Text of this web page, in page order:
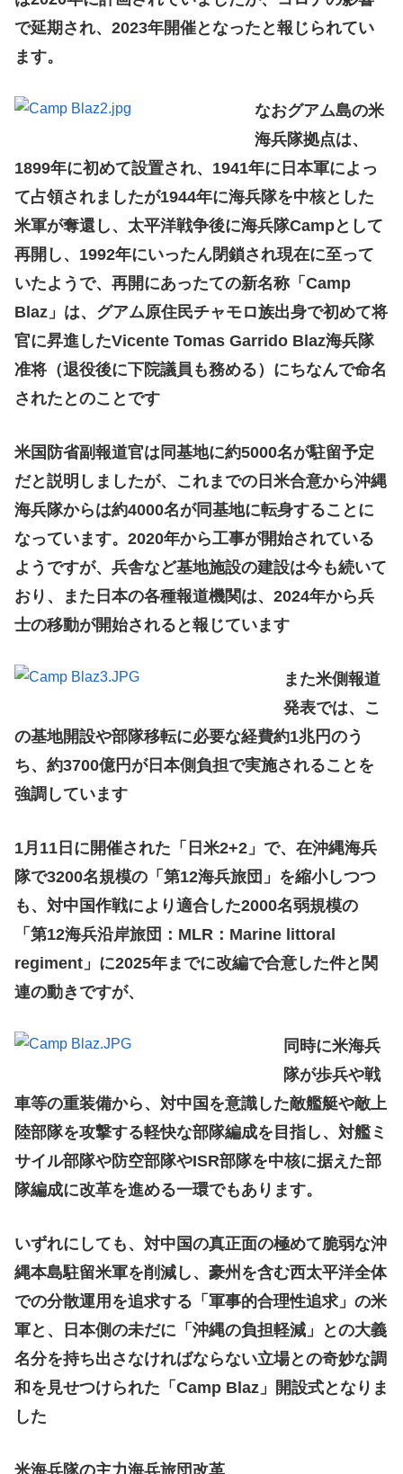
で延期され、2023年開催となったと報じられてい
ます。
なおグアム島の米
海兵隊拠点は、
1899年に初めて設置され、1941年に日本軍によっ
て占領されましたが1944年に海兵隊を中核とした
米軍が奪還し、太平洋戦争後に海兵隊Campとして
再開し、1992年にいったん閉鎖され現在に至って
いたようで、再開にあったての新名称「Camp
Blaz」は、グアム原住民チャモロ族出身で初めて将
官に昇進したVicente Tomas Garrido Blaz海兵隊
准将（退役後に下院議員も務める）にちなんで命名
されたとのことです
米国防省副報道官は同基地に約5000名が駐留予定
だと説明しましたが、これまでの日米合意から沖縄
海兵隊からは約4000名が同基地に転身することに
なっています。2020年から工事が開始されている
ようですが、兵舎など基地施設の建設は今も続いて
おり、また日本の各種報道機関は、2024年から兵
士の移動が開始されると報じています
また米側報道
発表では、こ
の基地開設や部隊移転に必要な経費約1兆円のう
ち、約3700億円が日本側負担で実施されることを
強調しています
1月11日に開催された「日米2+2」で、在沖縄海兵
隊で3200名規模の「第12海兵旅団」を縮小しつつ
も、対中国作戦により適合した2000名弱規模の
「第12海兵沿岸旅団：MLR：Marine littoral
regiment」に2025年までに改編で合意した件と関
連の動きですが、
同時に米海兵
隊が歩兵や戦
車等の重装備から、対中国を意識した敵艦艇や敵上
陸部隊を攻撃する軽快な部隊編成を目指し、対艦ミ
サイル部隊や防空部隊やISR部隊を中核に据えた部
隊編成に改革を進める一環でもあります。
いずれにしても、対中国の真正面の極めて脆弱な沖
縄本島駐留米軍を削減し、豪州を含む西太平洋全体
での分散運用を追求する「軍事的合理性追求」の米
軍と、日本側の未だに「沖縄の負担軽減」との大義
名分を持ち出さなければならない立場との奇妙な調
和を見せつけられた「Camp Blaz」開設式となりま
した
米海兵隊の主力海兵旅団改革